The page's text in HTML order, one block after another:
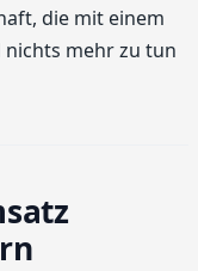
die mit einem
mehr zu tun